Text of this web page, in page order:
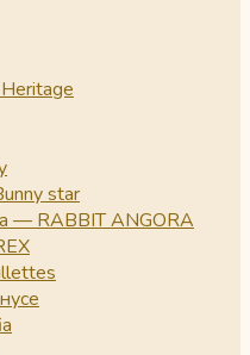
star
— RABBIT ANGORA